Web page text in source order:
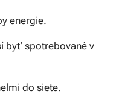
energie.
byť spotrebované v
do siete.